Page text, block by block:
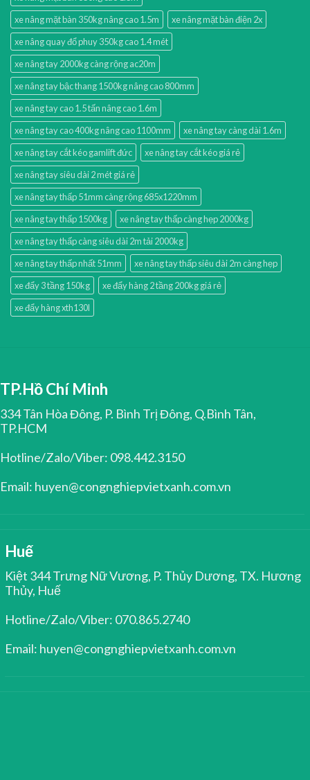
xe nâng mặt bàn 350kg nâng cao 1.5m
xe nâng mặt bàn điện 2x
xe nâng quay đổ phuy 350kg cao 1.4 mét
xe nâng tay 2000kg càng rộng ac20m
xe nâng tay bậc thang 1500kg nâng cao 800mm
xe nâng tay cao 1.5 tấn nâng cao 1.6m
xe nâng tay cao 400kg nâng cao 1100mm
xe nâng tay càng dài 1.6m
xe nâng tay cắt kéo gamlift đức
xe nâng tay cắt kéo giá rẻ
xe nâng tay siêu dài 2 mét giá rẻ
xe nâng tay thấp 51mm càng rộng 685x1220mm
xe nâng tay thấp 1500kg
xe nâng tay thấp càng hẹp 2000kg
xe nâng tay thấp càng siêu dài 2m tải 2000kg
xe nâng tay thấp nhất 51mm
xe nâng tay thấp siêu dài 2m càng hẹp
xe đẩy 3 tầng 150kg
xe đẩy hàng 2 tầng 200kg giá rẻ
xe đẩy hàng xth130l
TP.Hồ Chí Minh
334 Tân Hòa Đông, P. Bình Trị Đông, Q.Bình Tân,
TP.HCM
Hotline/Zalo/Viber: 098.442.3150
Email: huyen@congnghiepvietxanh.com.vn
Huế
Kiệt 344 Trưng Nữ Vương, P. Thủy Dương, TX. Hương
Thủy, Huế
Hotline/Zalo/Viber: 070.865.2740
Email: huyen@congnghiepvietxanh.com.vn